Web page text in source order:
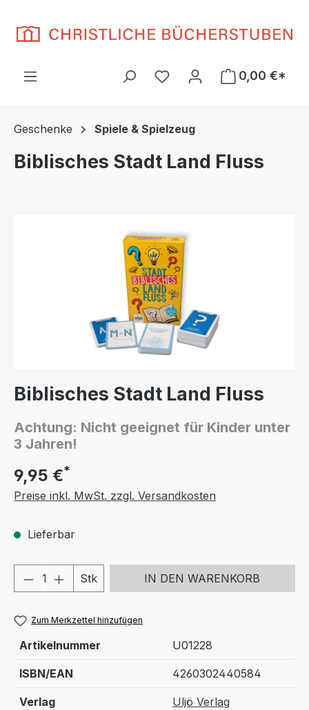
Du hast 0 Produkte auf
0,00 €*
Geschenke Spiele & Spielzeug
Biblisches Stadt Land Fluss
Biblisches Stadt Land Fluss
Achtung: Nicht geeignet für Kinder unter
3 Jahren!
9,95 €*
Preise inkl. MwSt. zzgl. Versandkosten
Lieferbar
Produkt Anzahl: Gib den
Stk IN DEN WARENKORB
Zum Merkzettel hinzufügen
Artikelnummer U01228
ISBN/EAN 4260302440584
Verlag Uljö Verlag